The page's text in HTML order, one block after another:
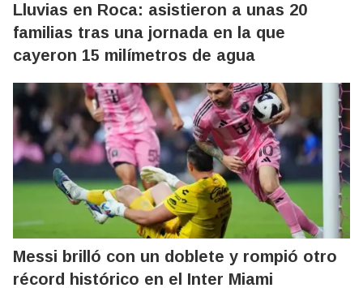
Lluvias en Roca: asistieron a unas 20
familias tras una jornada en la que
cayeron 15 milímetros de agua
Messi brilló con un doblete y rompió otro
récord histórico en el Inter Miami